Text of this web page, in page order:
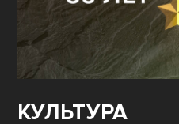
КУЛЬТУРА